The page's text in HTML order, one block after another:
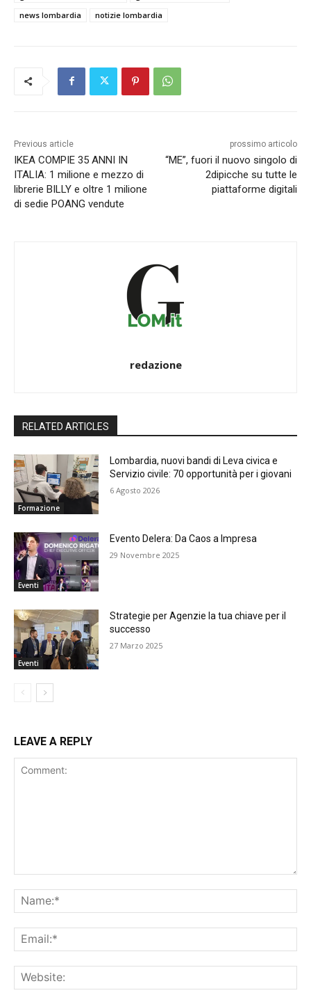
news lombardia
notizie lombardia
Previous article
IKEA COMPIE 35 ANNI IN
ITALIA: 1 milione e mezzo di
librerie BILLY e oltre 1 milione
di sedie POANG vendute
prossimo articolo
“ME”, fuori il nuovo singolo di
2dipicche su tutte le
piattaforme digitali
redazione
RELATED ARTICLES
Formazione
Lombardia, nuovi bandi di Leva civica e
Servizio civile: 70 opportunità per i giovani
6 Agosto 2026
Eventi
Evento Delera: Da Caos a Impresa
29 Novembre 2025
Eventi
Strategie per Agenzie la tua chiave per il
successo
27 Marzo 2025
LEAVE A REPLY